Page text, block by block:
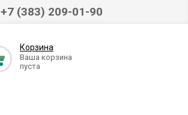
+7 (383) 209-01-90
Корзина
Ваша корзина
пуста